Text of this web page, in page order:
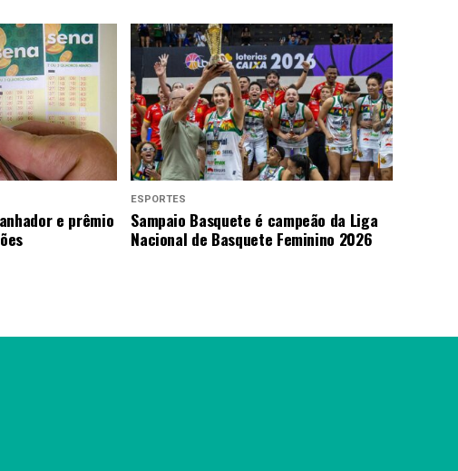
e prêmio
ESPORTES
Sampaio Basquete é campeão da Liga
Nacional de Basquete Feminino 2026